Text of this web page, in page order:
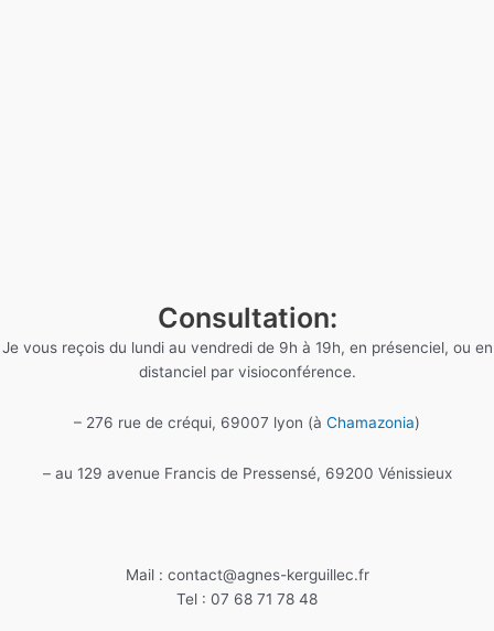
Consultation:
Je vous reçois du lundi au vendredi de 9h à 19h, en présenciel, ou en
distanciel par visioconférence.
– 276 rue de créqui, 69007 lyon (à Chamazonia)
– au 129 avenue Francis de Pressensé, 69200 Vénissieux
Mail : contact@agnes-kerguillec.fr
Tel : 07 68 71 78 48